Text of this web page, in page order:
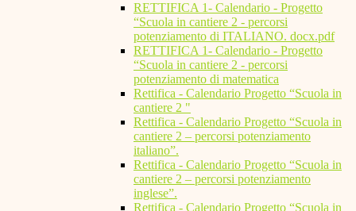
RETTIFICA 1- Calendario - Progetto
“Scuola in cantiere 2 - percorsi
potenziamento di ITALIANO. docx.pdf
RETTIFICA 1- Calendario - Progetto
“Scuola in cantiere 2 - percorsi
potenziamento di matematica
Rettifica - Calendario Progetto “Scuola in
cantiere 2 "
Rettifica - Calendario Progetto “Scuola in
cantiere 2 – percorsi potenziamento
italiano”.
Rettifica - Calendario Progetto “Scuola in
cantiere 2 – percorsi potenziamento
inglese”.
Rettifica - Calendario Progetto “Scuola in